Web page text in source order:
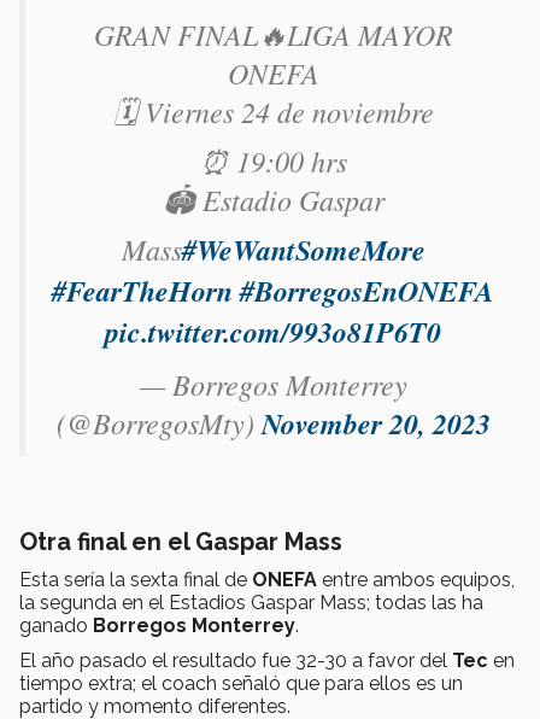
GRAN FINAL🔥LIGA MAYOR
ONEFA
🗓️ Viernes 24 de noviembre
⏰ 19:00 hrs
🏟️ Estadio Gaspar
Mass#WeWantSomeMore
#FearTheHorn #BorregosEnONEFA
pic.twitter.com/993o81P6T0
— Borregos Monterrey
(@BorregosMty) November 20, 2023
Otra final en el Gaspar Mass
Esta sería la sexta final de ONEFA entre ambos equipos,
la segunda en el Estadios Gaspar Mass; todas las ha
ganado Borregos Monterrey.
El año pasado el resultado fue 32-30 a favor del Tec en
tiempo extra; el coach señaló que para ellos es un
partido y momento diferentes.